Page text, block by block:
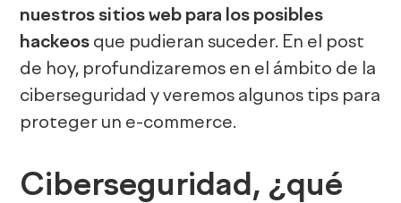
nuestros sitios web para los posibles
hackeos que pudieran suceder. En el post
de hoy, profundizaremos en el ámbito de la
ciberseguridad y veremos algunos tips para
proteger un e-commerce.
Ciberseguridad, ¿qué